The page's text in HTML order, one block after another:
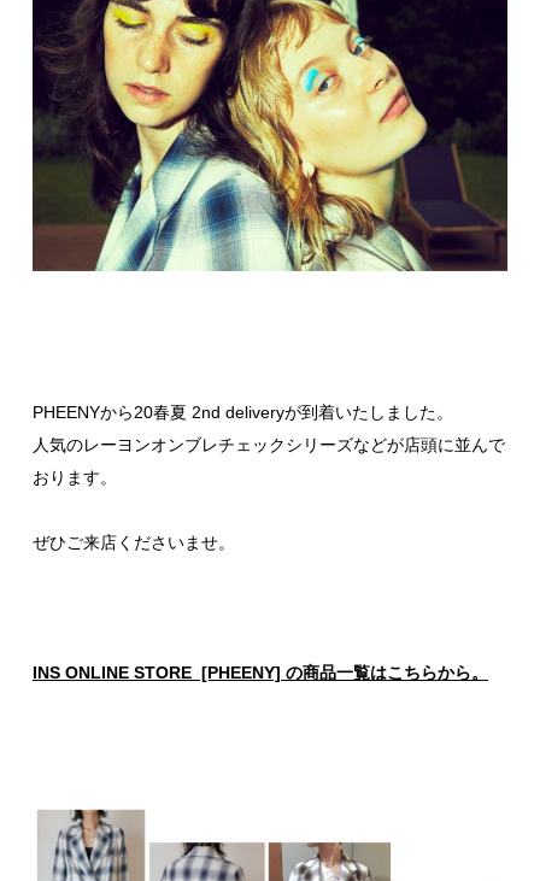
PHEENYから20春夏 2nd deliveryが到着いたしました。
人気のレーヨンオンブレチェックシリーズなどが店頭に並んで
おります。
ぜひご来店くださいませ。
INS ONLINE STORE [PHEENY] の商品一覧はこちらから。